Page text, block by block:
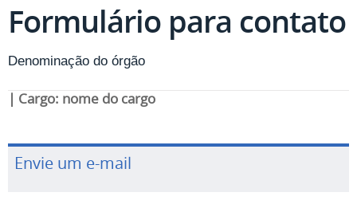
Formulário para contato
Denominação do órgão
| Cargo: nome do cargo
Envie um e-mail